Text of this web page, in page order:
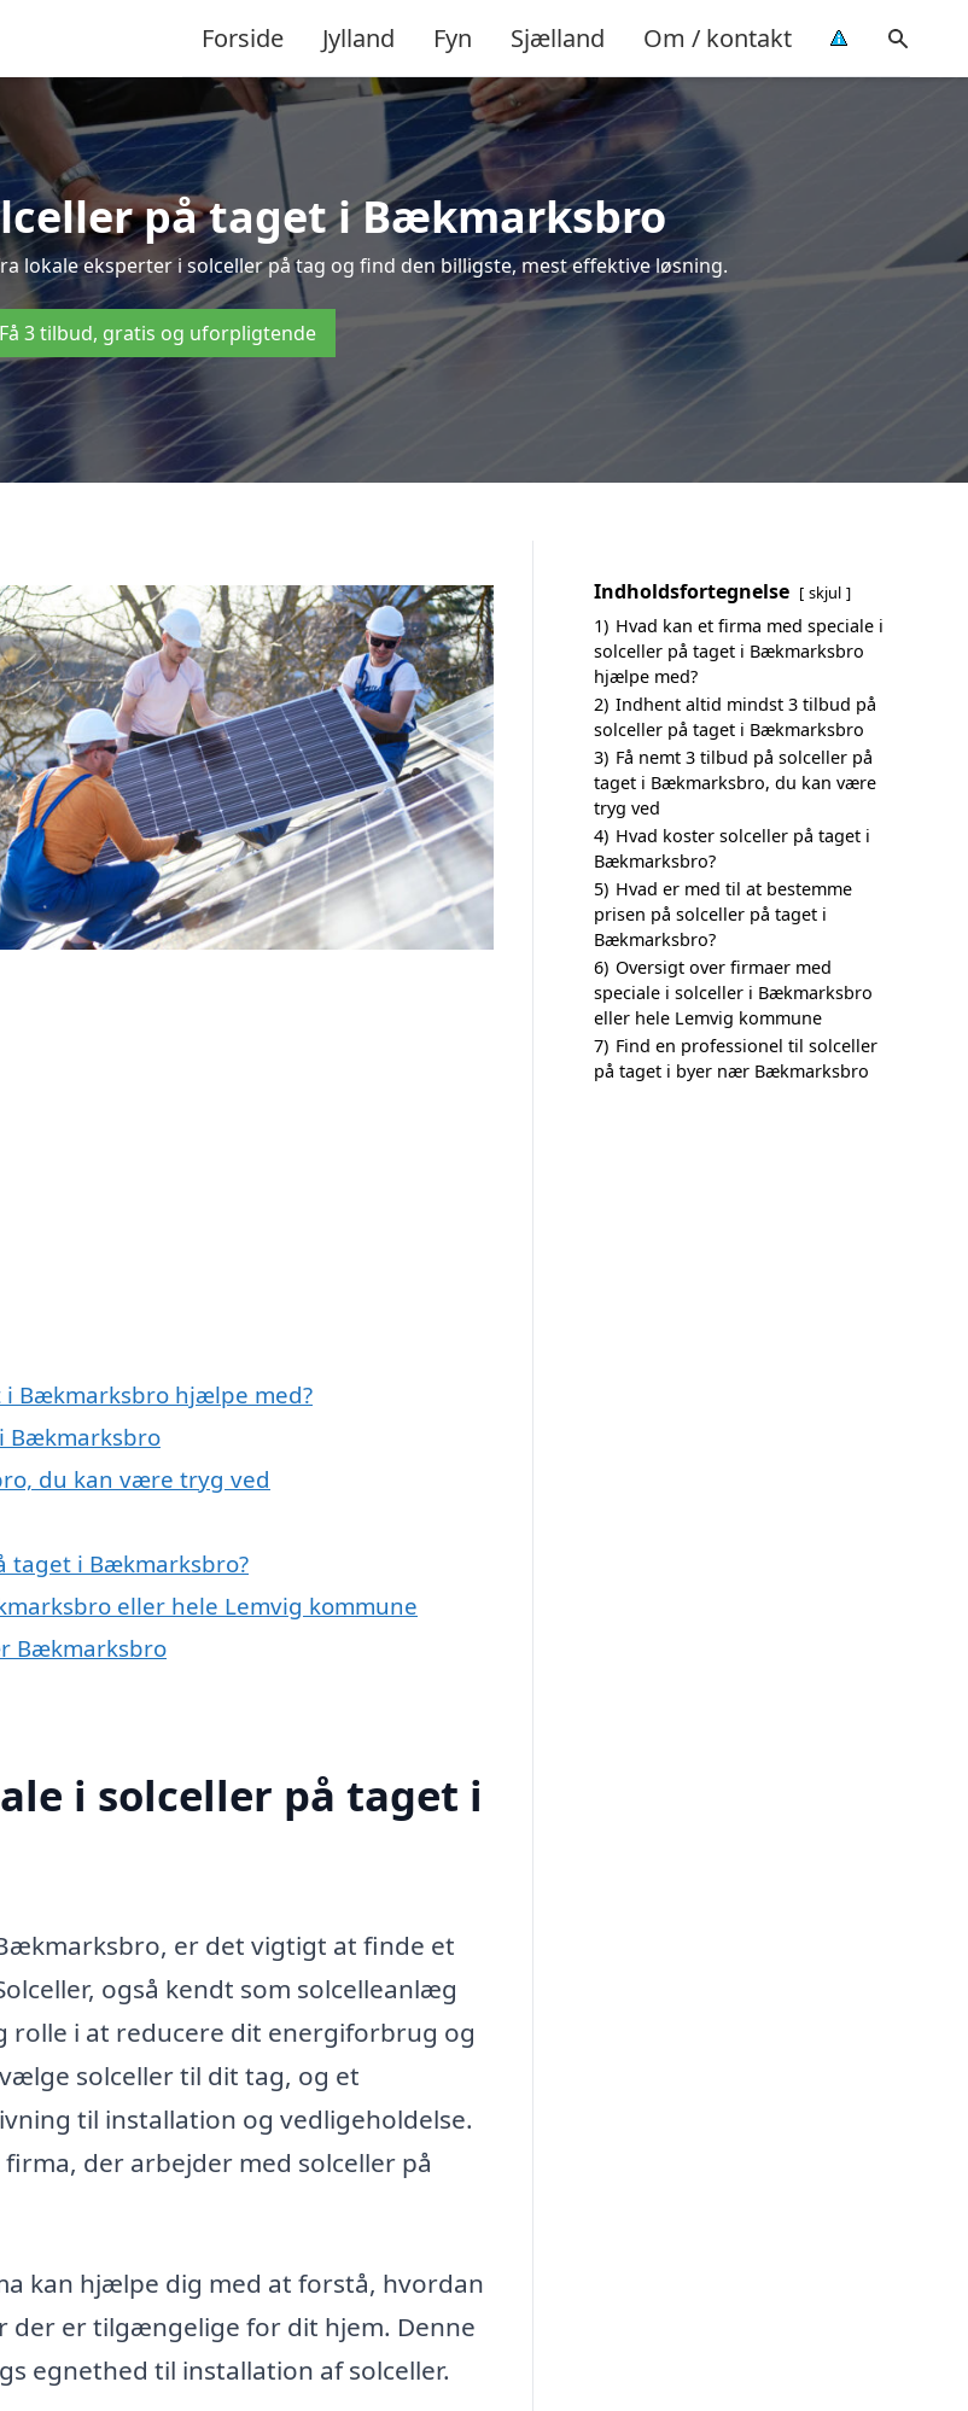
Forside Jylland Fyn Sjælland Om / kontakt
på taget i Bækmarksbro
lokale eksperter i solceller på tag og find den billigste, mest effektive løsning.
Få 3 tilbud, gratis og uforpligtende
i Bækmarksbro hjælpe med?
Bækmarksbro
du kan være tryg ved
taget i Bækmarksbro?
eller hele Lemvig kommune
Bækmarksbro
i solceller på taget i
er det vigtigt at finde et
også kendt som solcelleanlæg
rolle i at reducere dit energiforbrug og
solceller til dit tag, og et
til installation og vedligeholdelse.
der arbejder med solceller på
kan hjælpe dig med at forstå, hvordan
der er tilgængelige for dit hjem. Denne
egnethed til installation af solceller.
Indholdsfortegnelse skjul
1) Hvad kan et firma med speciale i
solceller på taget i Bækmarksbro
hjælpe med?
2) Indhent altid mindst 3 tilbud på
solceller på taget i Bækmarksbro
3) Få nemt 3 tilbud på solceller på
taget i Bækmarksbro, du kan være
tryg ved
4) Hvad koster solceller på taget i
Bækmarksbro?
5) Hvad er med til at bestemme
prisen på solceller på taget i
Bækmarksbro?
6) Oversigt over firmaer med
speciale i solceller i Bækmarksbro
eller hele Lemvig kommune
7) Find en professionel til solceller
på taget i byer nær Bækmarksbro